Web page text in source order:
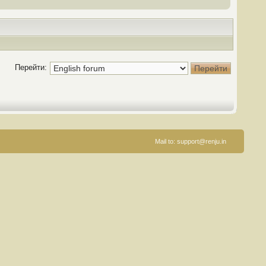
Перейти:
Mail to: support@renju.in